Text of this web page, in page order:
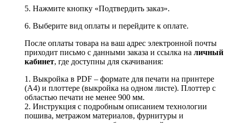
5. Нажмите кнопку «Подтвердить заказ».
6. Выберите вид оплаты и перейдите к оплате.
После оплаты товара на ваш адрес электронной почты
приходит письмо с данными заказа и ссылка на личный
кабинет, где доступны для скачивания:
1. Выкройка в PDF – формате для печати на принтере
(А4) и плоттере (выкройка на одном листе). Плоттер с
областью печати не менее 900 мм.
2. Инструкция с подробным описанием технологии
пошива, метражом материалов, фурнитуры и